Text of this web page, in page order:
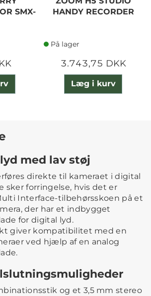
SMX-
HANDY RECORDER
På lager
3.743,75 DKK
Læg i kurv
med lav støj
direkte til kameraet i digital
sker forringelse, hvis det er
Interface-tilbehørsskoen på et
der har et indbygget
for digital lyd.
giver kompatibilitet med en
ved hjælp af en analog
og et 3,5 mm stereo